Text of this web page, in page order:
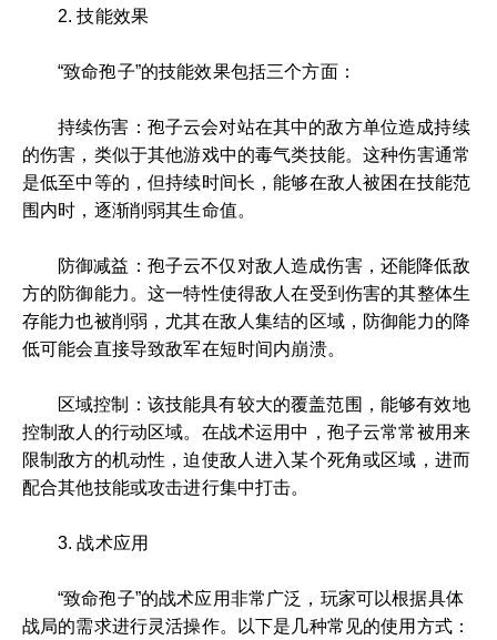
2. 技能效果
“致命孢子”的技能效果包括三个方面：
持续伤害：孢子云会对站在其中的敌方单位造成持续
的伤害，类似于其他游戏中的毒气类技能。这种伤害通常
是低至中等的，但持续时间长，能够在敌人被困在技能范
围内时，逐渐削弱其生命值。
防御减益：孢子云不仅对敌人造成伤害，还能降低敌
方的防御能力。这一特性使得敌人在受到伤害的其整体生
存能力也被削弱，尤其在敌人集结的区域，防御能力的降
低可能会直接导致敌军在短时间内崩溃。
区域控制：该技能具有较大的覆盖范围，能够有效地
控制敌人的行动区域。在战术运用中，孢子云常常被用来
限制敌方的机动性，迫使敌人进入某个死角或区域，进而
配合其他技能或攻击进行集中打击。
3. 战术应用
“致命孢子”的战术应用非常广泛，玩家可以根据具体
战局的需求进行灵活操作。以下是几种常见的使用方式：